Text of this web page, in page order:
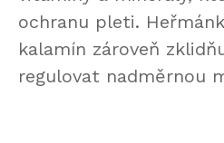
ochranu pleti.
kalamín zároveň
regulovat nadměrnou